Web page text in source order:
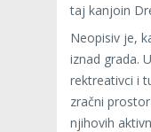
taj kanjoin
Neopisiv je,
iznad grada.
rektreativci i
zračni
njihovih